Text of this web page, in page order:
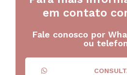
em contato
Fale conosco por
ou